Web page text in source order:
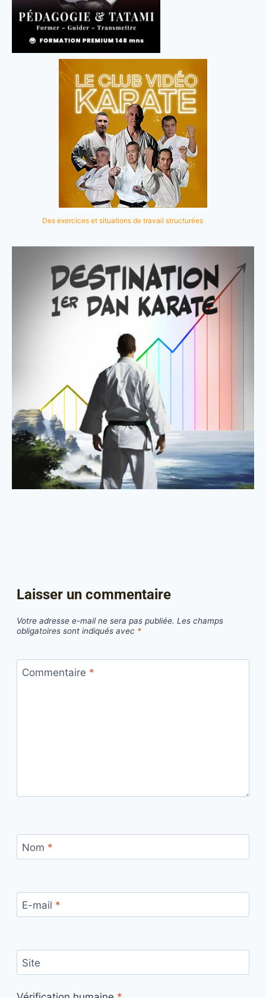
Des exercices et situations de travail structurées
Laisser un commentaire
Votre adresse e-mail ne sera pas publiée. Les champs
obligatoires sont indiqués avec *
Commentaire *
Nom *
E-mail *
Site